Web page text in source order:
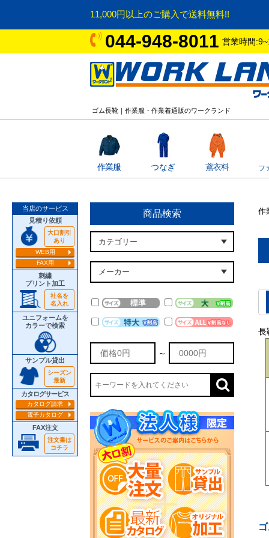
11,000円以上のご購入で送料無料!!
044-948-8011 営業時間
ゴム長靴｜作業服・作業着通販のワークランド
作業服 つなぎ 鳶衣料 フ
当店のサービス
見積り依頼
大口割引
あり
WEB用
FAX用
刺繍
プリント加工
社名を
名入れ
ユニフォームを
カラーで検索
サンプル貸出
シーズン
最新
カタログサービス
カタログ請求
電子カタログ
FAX注文
注文書は
コチラ
商品検索
～
作
長